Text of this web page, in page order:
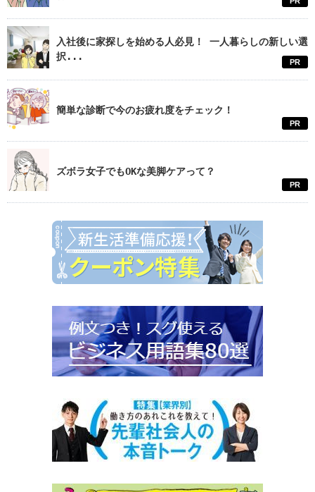
入社後に家探しを始める人必見！ 一人暮らしの新しい選
択...
PR
簡単な診断で今のお疲れ度をチェック！
PR
ズボラ女子でもOKな美脚ケアって？
PR